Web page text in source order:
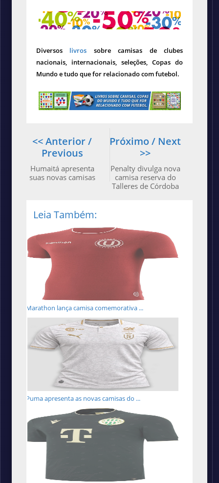
Diversos livros sobre camisas de clubes
nacionais, internacionais, seleções, Copas do
Mundo e tudo que for relacionado com futebol.
Próximo / Next
>>
Penalty divulga nova
camisa reserva do
Talleres de Córdoba
<< Anterior /
Previous
Humaitá apresenta
suas novas camisas
Leia Também:
Marathon lança camisa comemorativa ...
Puma apresenta as novas camisas do ...